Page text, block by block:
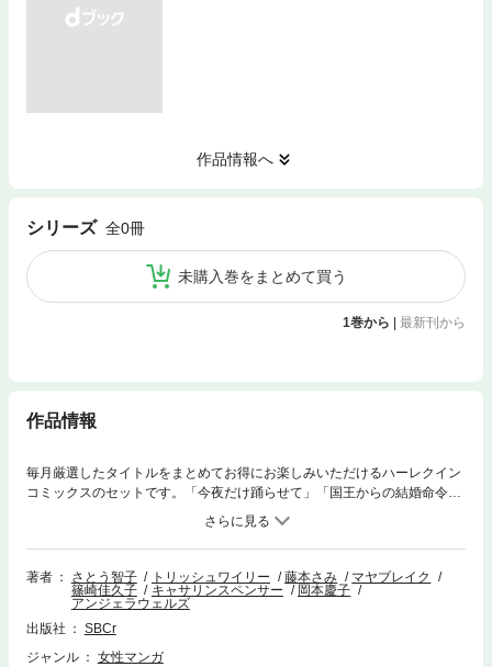
作品情報へ
シリーズ 全0冊
未購入巻をまとめて買う
1巻から 最新刊から
作品情報
毎月厳選したタイトルをまとめてお得にお楽しみいただけるハーレクイン
コミックスのセットです。「今夜だけ踊らせて」「国王からの結婚命令」
「断れないプロポーズ」「復讐は愛の罠」の４話をまとめて収録。
著者 さとう智子 トリッシュワイリー 藤本さみ
マヤブレイク
篠崎佳久子
キャサリンスペンサー
岡本慶子
アンジェラウェルズ
出版社
SBCr
ジャンル
女性マンガ